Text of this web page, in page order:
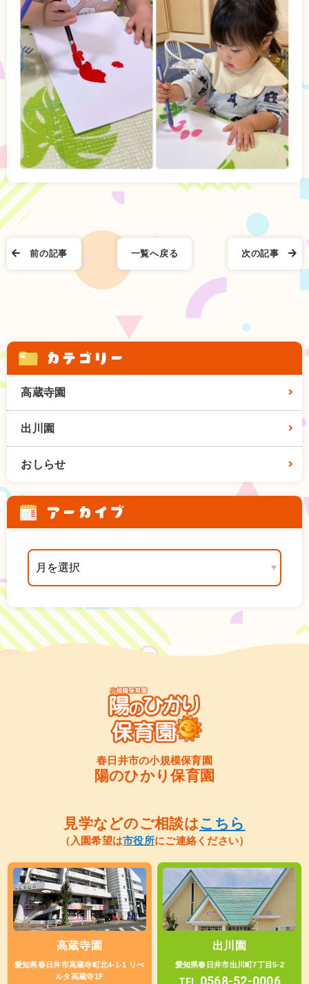
次の記事
一覧へ戻る
前の記事
カテゴリー
高蔵寺園
出川園
おしらせ
アーカイブ
春日井市の小規模保育園
陽のひかり保育園
見学などのご相談はこちら
（入園希望は市役所にご連絡ください）
高蔵寺園
愛知県春日井市高蔵寺町北4-1-1 リべ
ルタ高蔵寺1F
出川園
愛知県春日井市出川町7丁目5-2
0568-52-0006